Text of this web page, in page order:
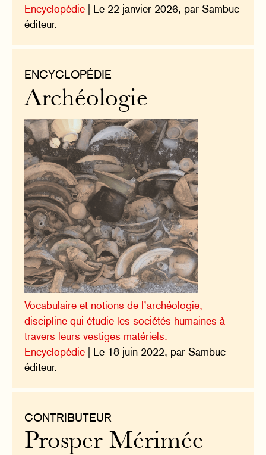
Encyclopédie | Le 22 janvier 2026, par Sambuc
éditeur.
ENCYCLOPÉDIE
Archéologie
Vocabulaire et notions de l’archéologie,
discipline qui étudie les sociétés humaines à
travers leurs vestiges matériels.
Encyclopédie | Le 18 juin 2022, par Sambuc
éditeur.
CONTRIBUTEUR
Prosper Mérimée